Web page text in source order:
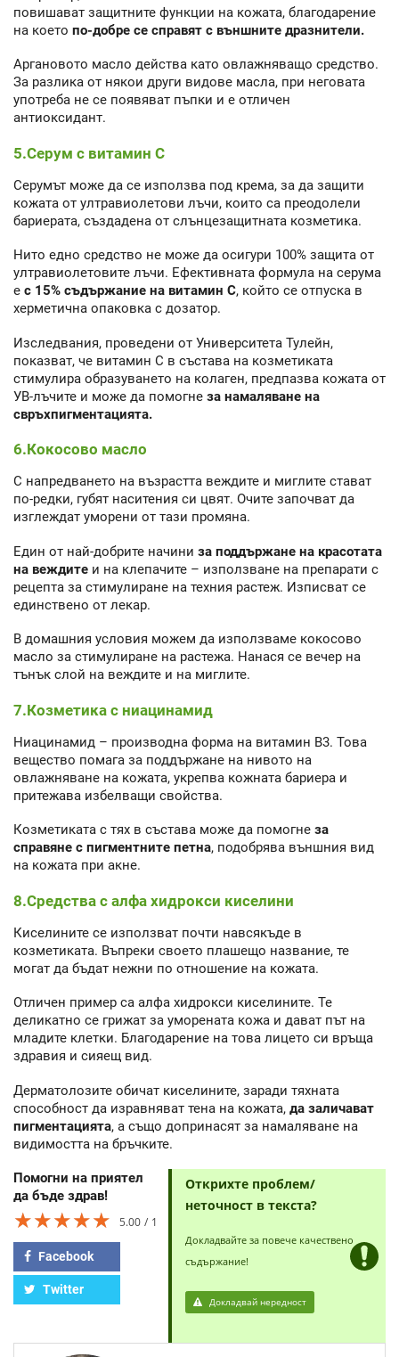
повишават защитните функции на кожата, благодарение
на което по-добре се справят с външните дразнители.
Аргановото масло действа като овлажняващо средство.
За разлика от някои други видове масла, при неговата
употреба не се появяват пъпки и е отличен
антиоксидант.
5.Серум с витамин С
Серумът може да се използва под крема, за да защити
кожата от ултравиолетови лъчи, които са преодолели
бариерата, създадена от слънцезащитната козметика.
Нито едно средство не може да осигури 100% защита от
ултравиолетовите лъчи. Ефективната формула на серума
е с 15% съдържание на витамин С, който се отпуска в
херметична опаковка с дозатор.
Изследвания, проведени от Университета Тулейн,
показват, че витамин С в състава на козметиката
стимулира образуването на колаген, предпазва кожата от
УВ-лъчите и може да помогне за намаляване на
свръхпигментацията.
6.Кокосово масло
С напредването на възрастта веждите и миглите стават
по-редки, губят наситения си цвят. Очите започват да
изглеждат уморени от тази промяна.
Един от най-добрите начини за поддържане на красотата
на веждите и на клепачите – използване на препарати с
рецепта за стимулиране на техния растеж. Изписват се
единствено от лекар.
В домашния условия можем да използваме кокосово
масло за стимулиране на растежа. Нанася се вечер на
тънък слой на веждите и на миглите.
7.Козметика с ниацинамид
Ниацинамид – производна форма на витамин В3. Това
вещество помага за поддържане на нивото на
овлажняване на кожата, укрепва кожната бариера и
притежава избелващи свойства.
Козметиката с тях в състава може да помогне за
справяне с пигментните петна, подобрява външния вид
на кожата при акне.
8.Средства с алфа хидрокси киселини
Киселините се използват почти навсякъде в
козметиката. Въпреки своето плашещо название, те
могат да бъдат нежни по отношение на кожата.
Отличен пример са алфа хидрокси киселините. Те
деликатно се грижат за уморената кожа и дават път на
младите клетки. Благодарение на това лицето си връща
здравия и сияещ вид.
Дерматолозите обичат киселините, заради тяхната
способност да изравняват тена на кожата, да заличават
пигментацията, а също допринасят за намаляване на
видимостта на бръчките.
Помогни на приятел
да бъде здрав!
★★★★★
★★★★★
★★★★★ 5.00 1
Facebook
Twitter
Открихте проблем/
неточност в текста?
Докладвайте за повече качествено
съдържание!
Докладвай нередност